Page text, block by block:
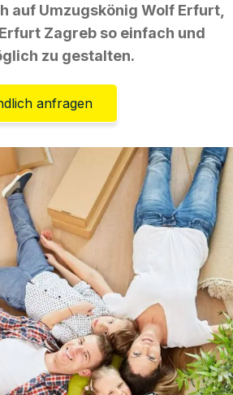
auf Umzugskönig Wolf Erfurt,
Zagreb so einfach und
zu gestalten.
anfragen